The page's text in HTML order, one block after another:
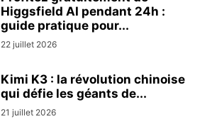
Higgsfield AI pendant 24h :
guide pratique pour...
22 juillet 2026
Kimi K3 : la révolution chinoise
qui défie les géants de...
21 juillet 2026